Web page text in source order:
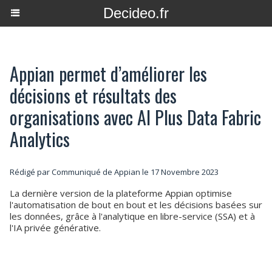
Decideo.fr
Appian permet d’améliorer les
décisions et résultats des
organisations avec AI Plus Data Fabric
Analytics
Rédigé par Communiqué de Appian le 17 Novembre 2023
La dernière version de la plateforme Appian optimise
l'automatisation de bout en bout et les décisions basées sur
les données, grâce à l'analytique en libre-service (SSA) et à
l'IA privée générative.